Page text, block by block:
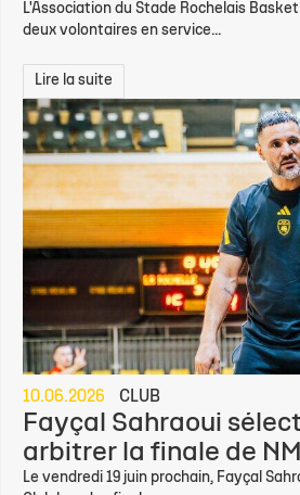
L'Association du Stade Rochelais
deux volontaires en service...
Lire la suite
10.06.2026 CLUB
Fayçal Sahraoui
arbitrer la finale de
Le vendredi 19 juin prochain, Fayçal